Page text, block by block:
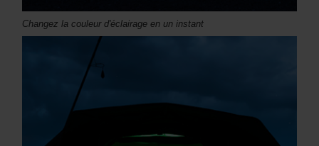
Changez la couleur d'éclairage en un instant